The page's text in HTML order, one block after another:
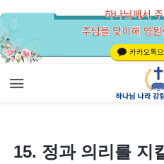
15. 정과 의리를 지킬 때는 원칙이
15. 정과 의리를 지